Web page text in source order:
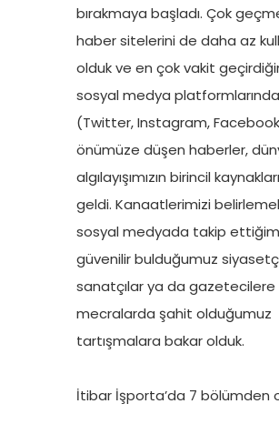
bırakmaya başladı. Çok
haber sitelerini de daha az
olduk ve en çok vakit
sosyal medya platformlarında
(Twitter, Instagram,
önümüze düşen haberler,
algılayışımızın birincil
geldi. Kanaatlerimizi
sosyal medyada takip
güvenilir bulduğumuz
sanatçılar ya da gazetecilere
mecralarda şahit olduğumuz
tartışmalara bakar olduk.
İtibar İşporta’da 7 bölümden